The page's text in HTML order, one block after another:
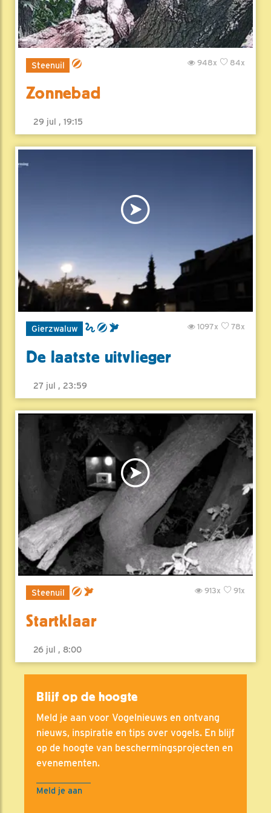
Steenuil 84x
948x
Zonnebad
29 jul , 19:15
Gierzwaluw 78x
1097x
De laatste uitvlieger
27 jul , 23:59
Steenuil 91x
913x
Startklaar
26 jul , 8:00
Blijf op de hoogte
Meld je aan voor Vogelnieuws en ontvang
nieuws, inspiratie en tips over vogels. En blijf
op de hoogte van beschermingsprojecten en
evenementen.
Meld je aan